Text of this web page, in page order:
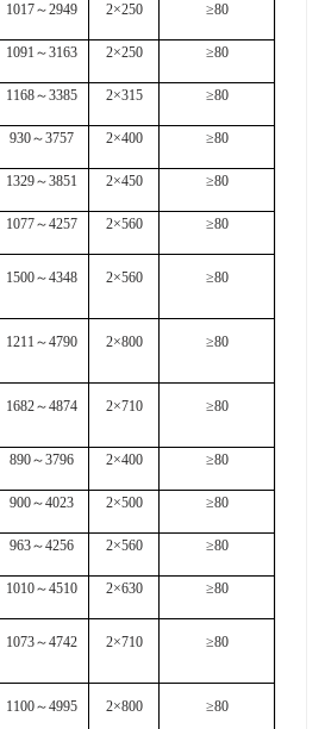
1017～2949 2×250 ≥80
1091 ～3163 2×250 ≥80
1168～3385 2×315 ≥80
930～3757 2×400 ≥80
1329～3851 2×450 ≥80
1077～4257 2×560 ≥80
1500～4348 2×560 ≥80
1211 ～4790 2×800 ≥80
1682～4874 2×710 ≥80
890～3796 2×400 ≥80
900～4023 2×500 ≥80
963～4256 2×560 ≥80
1010～4510 2×630 ≥80
1073～4742 2×710 ≥80
1100～4995 2×800 ≥80